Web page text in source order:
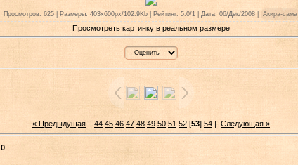
Просмотров: 625 | Размеры: 403x600px/102.9Kb | Рейтинг: 5.0/1 | Дата: 06/Дек/2008 | Акира-сама
Просмотреть картинку в реальном размере
« Предыдущая | 44 45 46 47 48 49 50 51 52 [53] 54 | Следующая »
0